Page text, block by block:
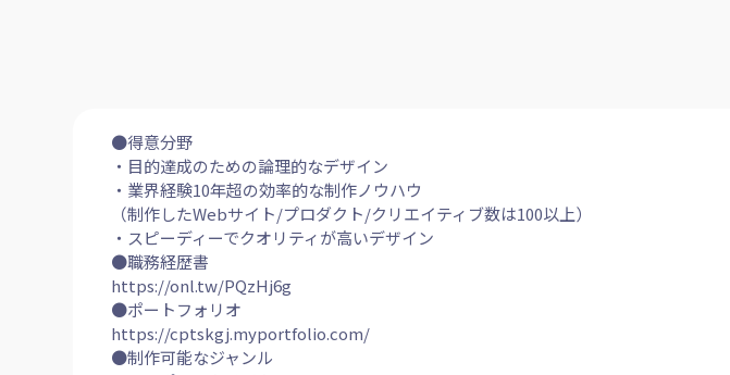
●得意分野
・目的達成のための論理的なデザイン
・業界経験10年超の効率的な制作ノウハウ
（制作したWebサイト/プロダクト/クリエイティブ数は100以上）
・スピーディーでクオリティが高いデザイン
●職務経歴書
https://onl.tw/PQzHj6g
●ポートフォリオ
https://cptskgj.myportfolio.com/
●制作可能なジャンル